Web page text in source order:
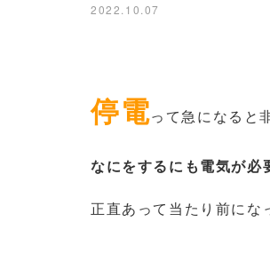
2022.10.07
停電って急になると
なにをするにも電気が必
正直あって当たり前に